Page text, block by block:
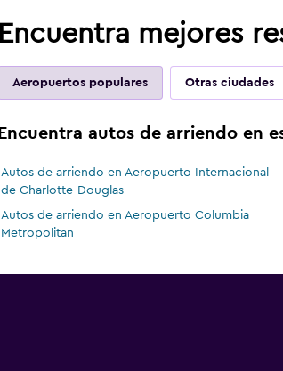
Encuentra mejores
Aeropuertos populares Otras ciudades
Encuentra autos de arriendo en
Autos de arriendo en Aeropuerto Internacional
de Charlotte-Douglas
Autos de arriendo en Aeropuerto Columbia
Metropolitan